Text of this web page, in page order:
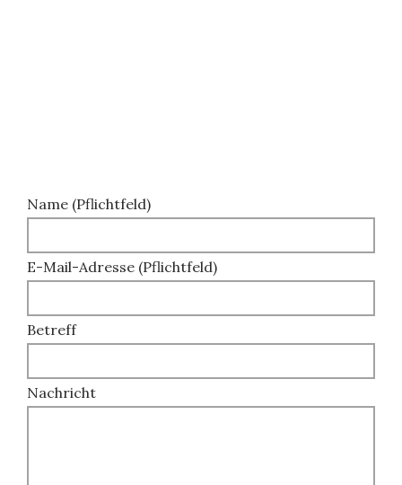
Name (Pflichtfeld)
E-Mail-Adresse (Pflichtfeld)
Betreff
Nachricht